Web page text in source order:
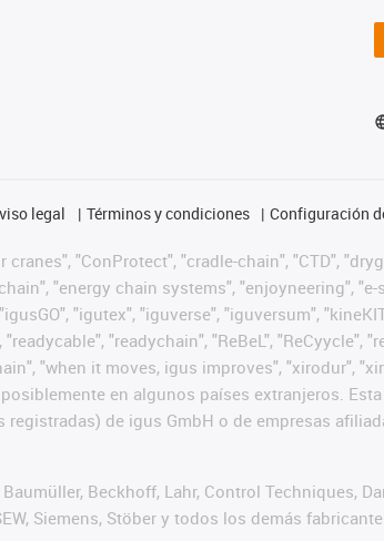
legal Términos y condiciones Configuración
"ConProtect", "cradle-chain", "CTD",
"energy chain systems", "enjoyneering",
"igutex", "iguverse", "iguversum",
"readychain", "ReBeL", "ReCyycle",
"when it moves, igus improves", "xirodur",
en algunos países extranjeros.
de igus GmbH o de empresas
Beckhoff, Lahr, Control Techniques,
Siemens, Stöber y todos los demás